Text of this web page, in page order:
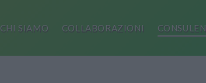
CHI SIAMO COLLABORAZIONI